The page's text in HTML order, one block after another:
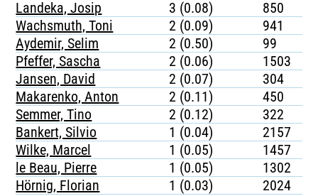
Landeka, Josip
3 (0.08)
850
Wachsmuth, Toni
2 (0.09)
941
Aydemir, Selim
2 (0.50)
99
Pfeffer, Sascha
2 (0.06)
1503
Jansen, David
2 (0.07)
304
Makarenko, Anton
2 (0.11)
450
Semmer, Tino
2 (0.12)
322
Bankert, Silvio
1 (0.04)
2157
Wilke, Marcel
1 (0.05)
1457
le Beau, Pierre
1 (0.05)
1302
Hörnig, Florian
1 (0.03) 2024